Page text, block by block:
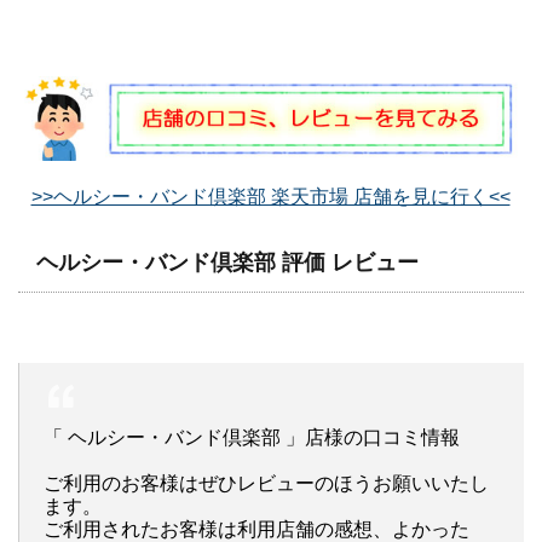
>>ヘルシー・バンド倶楽部 楽天市場 店舗を見に行く<<
ヘルシー・バンド倶楽部 評価 レビュー
「 ヘルシー・バンド倶楽部 」店様の口コミ情報
ご利用のお客様はぜひレビューのほうお願いいたし
ます。
ご利用されたお客様は利用店舗の感想、よかった